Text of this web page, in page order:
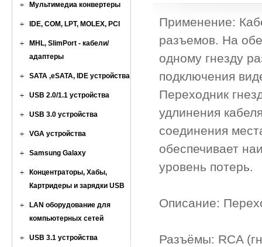
Мультимедиа конвертеры
IDE, COM, LPT, MOLEX, PCI
MHL, SlimPort - кабели/
адаптеры
SATA ,eSATA, IDE устройства
USB 2.0/1.1 устройства
USB 3.0 устройства
VGA устройства
Samsung Galaxy
Концентраторы, Хабы,
Картридеры и зарядки USB
LAN оборудование для
компьютерных сетей
USB 3.1 устройства
Применение:
разъемов. На
одному гнезду
подключения
Переходник
удлинения
соединения
обеспечивает
уровень потерь.
Описание:
Разъёмы: RCA